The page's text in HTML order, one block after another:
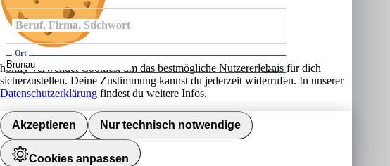
Beruf, Firma, Stichwort
Ort
Umkreis
Jobs finden
Anstellungsart
hokify verwendet Cookies, um das bestmögliche Nutzererlebnis für dich
sicherzustellen. Deine Zustimmung kannst du jederzeit widerrufen. In unserer
Datenschutzerklärung findest du weitere Infos.
Akzeptieren Nur technisch notwendige
Cookies anpassen